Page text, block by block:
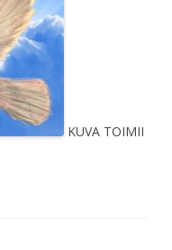
KUVA TOIMII